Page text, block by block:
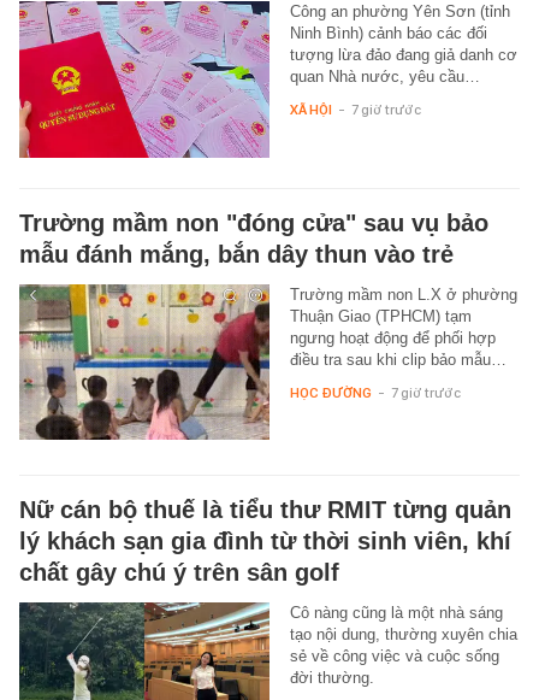
Công an phường Yên Sơn (tỉnh
Ninh Bình) cảnh báo các đối
tượng lừa đảo đang giả danh cơ
quan Nhà nước, yêu cầu…
XÃ HỘI - 7 giờ trước
Trường mầm non "đóng cửa" sau vụ bảo
mẫu đánh mắng, bắn dây thun vào trẻ
Trường mầm non L.X ở phường
Thuận Giao (TPHCM) tạm
ngưng hoạt động để phối hợp
điều tra sau khi clip bảo mẫu…
HỌC ĐƯỜNG - 7 giờ trước
Nữ cán bộ thuế là tiểu thư RMIT từng quản
lý khách sạn gia đình từ thời sinh viên, khí
chất gây chú ý trên sân golf
Cô nàng cũng là một nhà sáng
tạo nội dung, thường xuyên chia
sẻ về công việc và cuộc sống
đời thường.